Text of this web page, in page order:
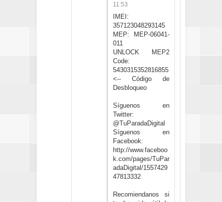
11:53
IMEI:
357123048293145
MEP: MEP-06041-
011
UNLOCK MEP2
Code:
5430315352816855
<-- Código de
Desbloqueo
Síguenos en
Twitter:
@TuParadaDigital
Síguenos en
Facebook:
http://www.faceboo
k.com/pages/TuPar
adaDigital/1557429
47813332
Recomiendanos si